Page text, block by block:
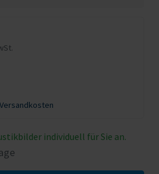
Versandkosten
individuell für Sie an.